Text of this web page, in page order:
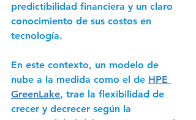
predictibilidad financiera y un claro
conocimiento de sus costos en
tecnología.
En este contexto, un modelo de
nube a la medida como el de HPE
GreenLake, trae la flexibilidad de
crecer y decrecer según la